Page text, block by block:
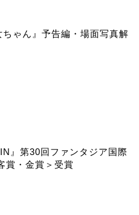
ゃん』予告編・場面写真解
』第30回ファンタジア国際
賞・金賞＞受賞